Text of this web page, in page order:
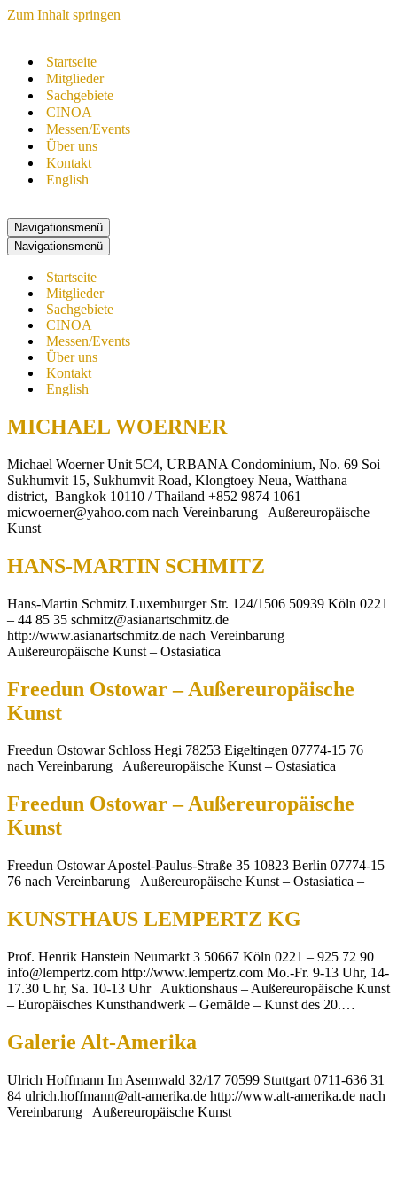
Zum Inhalt springen
Startseite
Mitglieder
Sachgebiete
CINOA
Messen/Events
Über uns
Kontakt
English
Navigationsmenü
Navigationsmenü
Startseite
Mitglieder
Sachgebiete
CINOA
Messen/Events
Über uns
Kontakt
English
MICHAEL WOERNER
Michael Woerner Unit 5C4, URBANA Condominium, No. 69 Soi
Sukhumvit 15, Sukhumvit Road, Klongtoey Neua, Watthana
district, Bangkok 10110 / Thailand +852 9874 1061
micwoerner@yahoo.com nach Vereinbarung Außereuropäische
Kunst
HANS-MARTIN SCHMITZ
Hans-Martin Schmitz Luxemburger Str. 124/1506 50939 Köln 0221
– 44 85 35 schmitz@asianartschmitz.de
http://www.asianartschmitz.de nach Vereinbarung
Außereuropäische Kunst – Ostasiatica
Freedun Ostowar – Außereuropäische
Kunst
Freedun Ostowar Schloss Hegi 78253 Eigeltingen 07774-15 76
nach Vereinbarung Außereuropäische Kunst – Ostasiatica
Freedun Ostowar – Außereuropäische
Kunst
Freedun Ostowar Apostel-Paulus-Straße 35 10823 Berlin 07774-15
76 nach Vereinbarung Außereuropäische Kunst – Ostasiatica –
KUNSTHAUS LEMPERTZ KG
Prof. Henrik Hanstein Neumarkt 3 50667 Köln 0221 – 925 72 90
info@lempertz.com http://www.lempertz.com Mo.-Fr. 9-13 Uhr, 14-
17.30 Uhr, Sa. 10-13 Uhr Auktionshaus – Außereuropäische Kunst
– Europäisches Kunsthandwerk – Gemälde – Kunst des 20.…
Galerie Alt-Amerika
Ulrich Hoffmann Im Asemwald 32/17 70599 Stuttgart 0711-636 31
84 ulrich.hoffmann@alt-amerika.de http://www.alt-amerika.de nach
Vereinbarung Außereuropäische Kunst